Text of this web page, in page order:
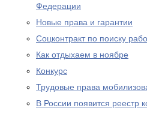
Федерации
Новые права и гарантии
Соцконтракт по поиску
Как отдыхаем в ноябре
Конкурс
Трудовые права
В России появится реестр